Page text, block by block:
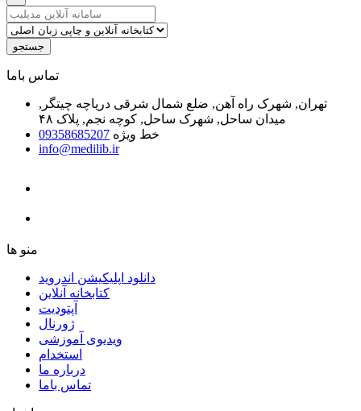
جستجو
ﺗﻤﺎﺱ ﺑﺎﻣﺎ
تهران, شهرک راه آهن, ضلع شمال شرقی دریاچه چیتگر,
میدان ساحل, شهرک ساحل, کوچه نجم, پلاک ۴۸
خط ویژه 09358685207
info@medilib.ir
ﻣﻨﻮ ﻫﺎ
دانلود اپلیکیشن اندروید
ﮐﺘﺎﺑﺨﺎﻧﻪ ﺁﻧﻼﯾﻦ
ﺁﭘﺘﻮﺩﯾﺖ
ﮊﻭﺭﻧﺎﻝ
ویدیوی آموزشی
استخدام
درباره ما
ﺗﻤﺎﺱ ﺑﺎﻣﺎ